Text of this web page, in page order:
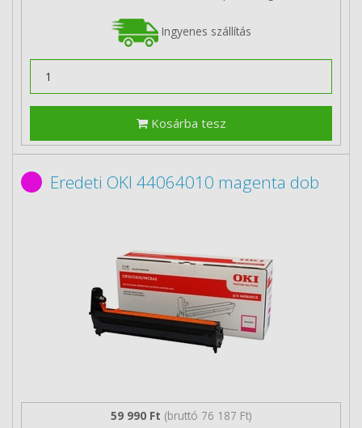
Ingyenes szállítás
Kosárba tesz
Eredeti OKI 44064010 magenta dob
59 990 Ft (bruttó 76 187 Ft)